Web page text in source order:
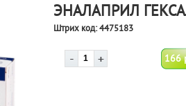
ЭНАЛАПРИЛ
Штрих код:4475183
166